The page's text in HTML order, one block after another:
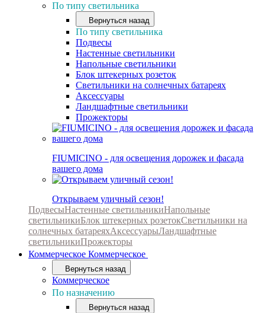
По типу светильника
Вернуться назад
По типу светильника
Подвесы
Настенные светильники
Напольные светильники
Блок штекерных розеток
Светильники на солнечных батареях
Аксессуары
Ландшафтные светильники
Прожекторы
FIUMICINO - для освещения дорожек и фасада
вашего дома
Открываем уличный сезон!
ПодвесыНастенные светильникиНапольные
светильникиБлок штекерных розетокСветильники на
солнечных батареяхАксессуарыЛандшафтные
светильникиПрожекторы
Коммерческое Коммерческое
Вернуться назад
Коммерческое
По назначению
Вернуться назад